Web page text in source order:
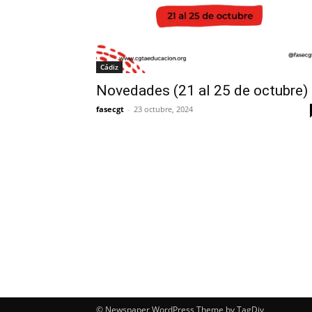
Cádiz
Novedades (21 al 25 de octubre)
fasecgt - 23 octubre, 2024
© Newspaper WordPress Theme by TagDiv